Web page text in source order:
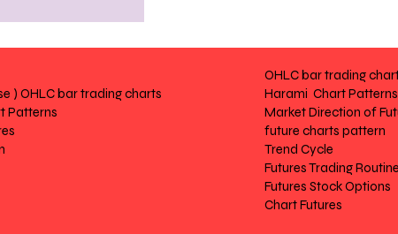
) OHLC bar trading charts
Patterns
OHLC bar trading
Harami Chart Patterns
Market Direction of
future charts pattern
Trend Cycle
Futures Trading
Futures Stock Options
Chart Futures